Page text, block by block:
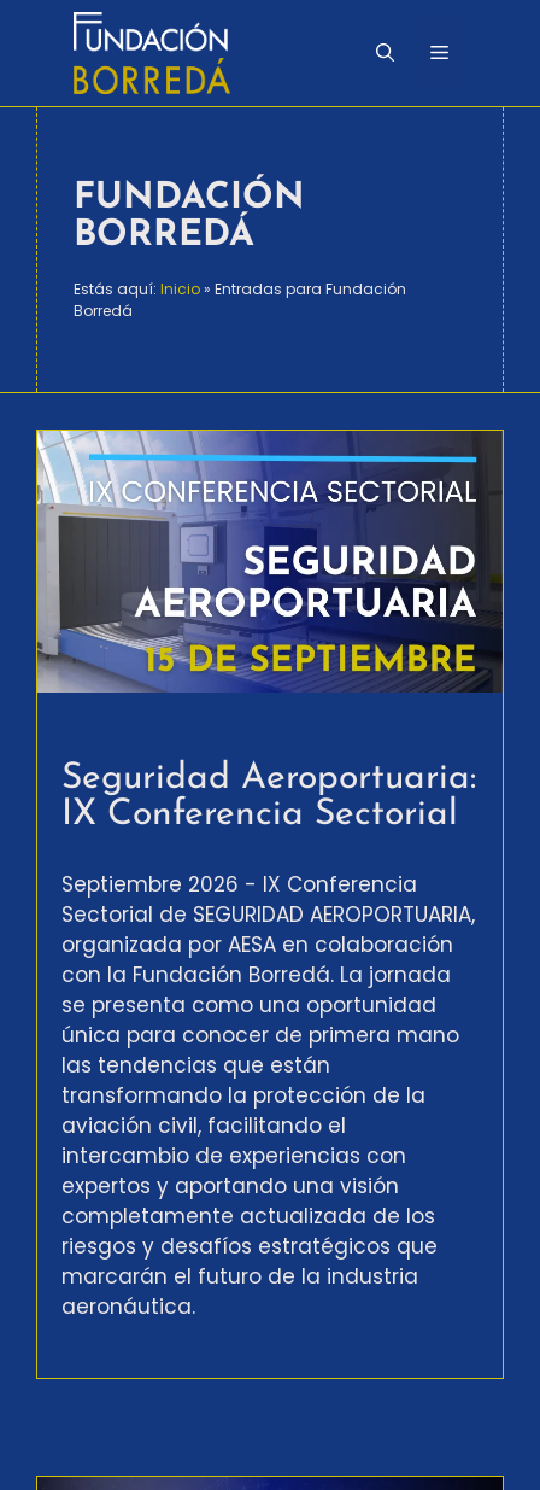
contenido
Menú
FUNDACIÓN
BORREDÁ
Estás aquí: Inicio» Entradas para Fundación
Borredá
Seguridad Aeroportuaria:
IX Conferencia Sectorial
Septiembre 2026 - IX Conferencia
Sectorial de SEGURIDAD AEROPORTUARIA,
organizada por AESA en colaboración
con la Fundación Borredá. La jornada
se presenta como una oportunidad
única para conocer de primera mano
las tendencias que están
transformando la protección de la
aviación civil, facilitando el
intercambio de experiencias con
expertos y aportando una visión
completamente actualizada de los
riesgos y desafíos estratégicos que
marcarán el futuro de la industria
aeronáutica.